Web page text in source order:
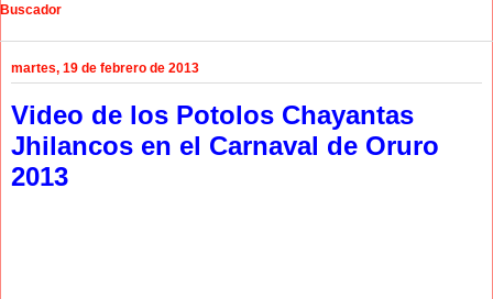
Buscador
martes, 19 de febrero de 2013
Video de los Potolos Chayantas
Jhilancos en el Carnaval de Oruro
2013